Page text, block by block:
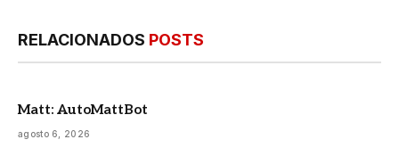
RELACIONADOS POSTS
Matt: AutoMattBot
agosto 6, 2026